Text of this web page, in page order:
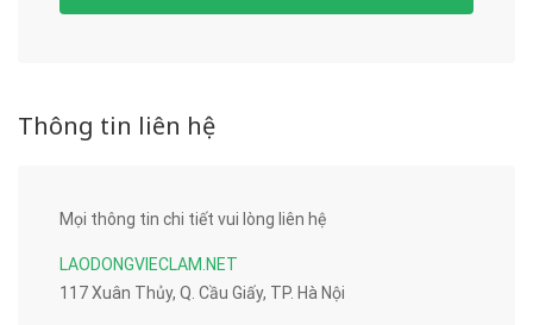
Thông tin liên hệ
Mọi thông tin chi tiết vui lòng liên hệ
LAODONGVIECLAM.NET
117 Xuân Thủy, Q. Cầu Giấy, TP. Hà Nội